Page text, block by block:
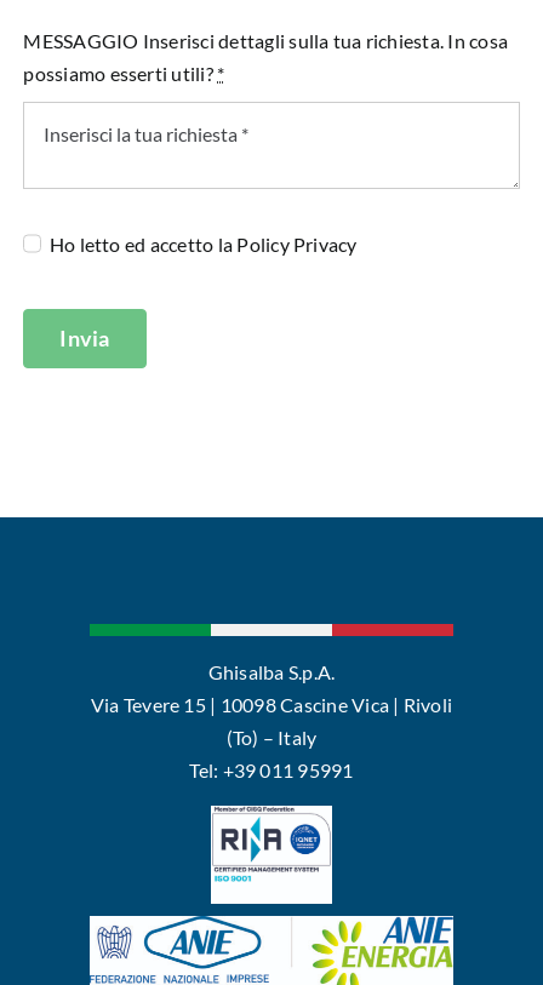
MESSAGGIO Inserisci dettagli sulla tua richiesta. In cosa
possiamo esserti utili? *
Ho letto ed accetto la Policy Privacy
Invia
Ghisalba S.p.A.
Via Tevere 15 | 10098 Cascine Vica | Rivoli
(To) – Italy
Tel: +39 011 95991